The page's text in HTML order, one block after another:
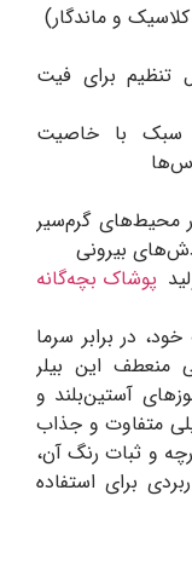
و ماندگار)
تنظیم برای فیت
سبک با خاصیت
محیط‌های گرم‌سیر
بیرونی
پوشاک بچه‌گانه
در برابر سرما
این بیلر
آستین‌بلند و
متفاوت و جذاب
و ثبات رنگ آن،
برای استفاده